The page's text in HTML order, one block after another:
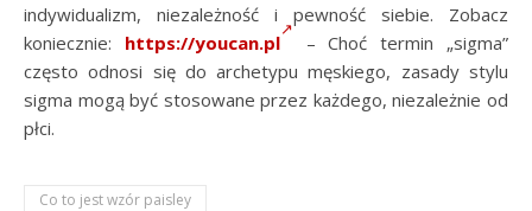
indywidualizm, niezależność i pewność siebie. Zobacz
koniecznie: https://youcan.pl
– Choć termin „sigma”
często odnosi się do archetypu męskiego, zasady stylu
sigma mogą być stosowane przez każdego, niezależnie od
płci.
Co to jest wzór paisley